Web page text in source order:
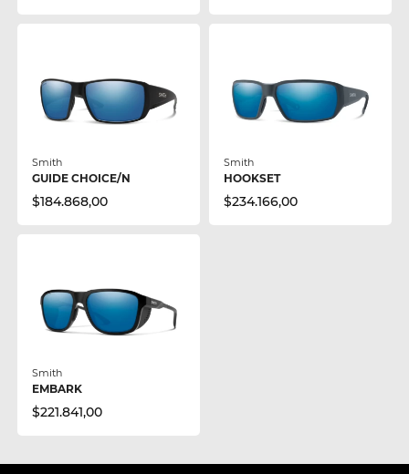
Smith
GUIDE CHOICE/N
$184.868,00
Smith
HOOKSET
$234.166,00
Smith
EMBARK
$221.841,00